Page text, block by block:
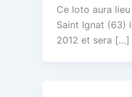
Ce loto aura
Saint Ignat (63)
2012 et sera […]